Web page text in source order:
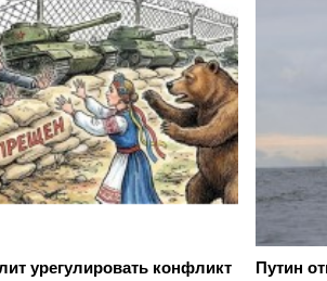
урегулировать конфликт
Путин